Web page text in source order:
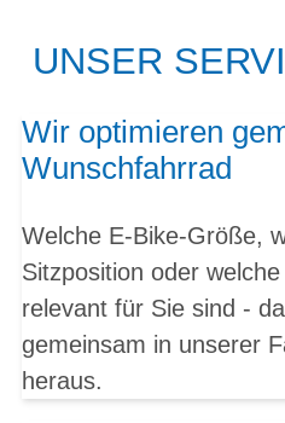
UNSER
Wir optimieren
Wunschfahrrad
Welche E-Bike-Größe,
Sitzposition oder
relevant für Sie sind -
gemeinsam in unserer
heraus.